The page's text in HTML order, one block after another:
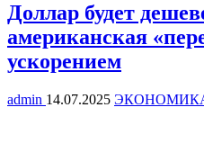
Доллар будет
американская
ускорением
admin 14.07.2025